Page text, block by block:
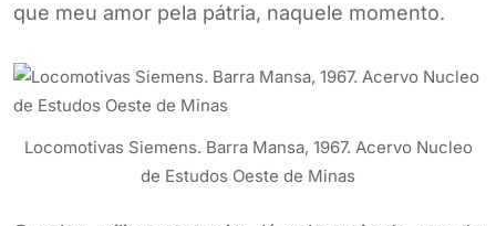
que meu amor pela pátria, naquele momento.
Locomotivas Siemens. Barra Mansa, 1967. Acervo Nucleo
de Estudos Oeste de Minas